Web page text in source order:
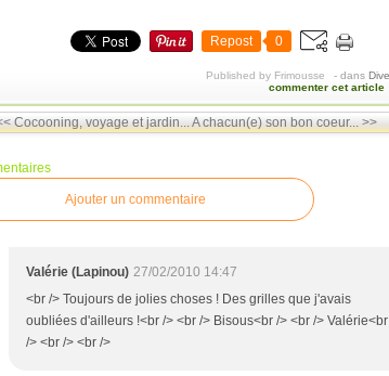
Repost 0
Published by Frimousse - dans
commenter cet article
Cocooning, voyage et jardin...A chacun(e) son bon coeur... >>
Ajouter un commentaire
Valérie (Lapinou) 27/02/2010 14:47
<br /> Toujours de jolies choses ! Des grilles que j'avais
oubliées d'ailleurs !<br /> <br /> Bisous<br /> <br /> Valérie<br
/> <br /> <br />